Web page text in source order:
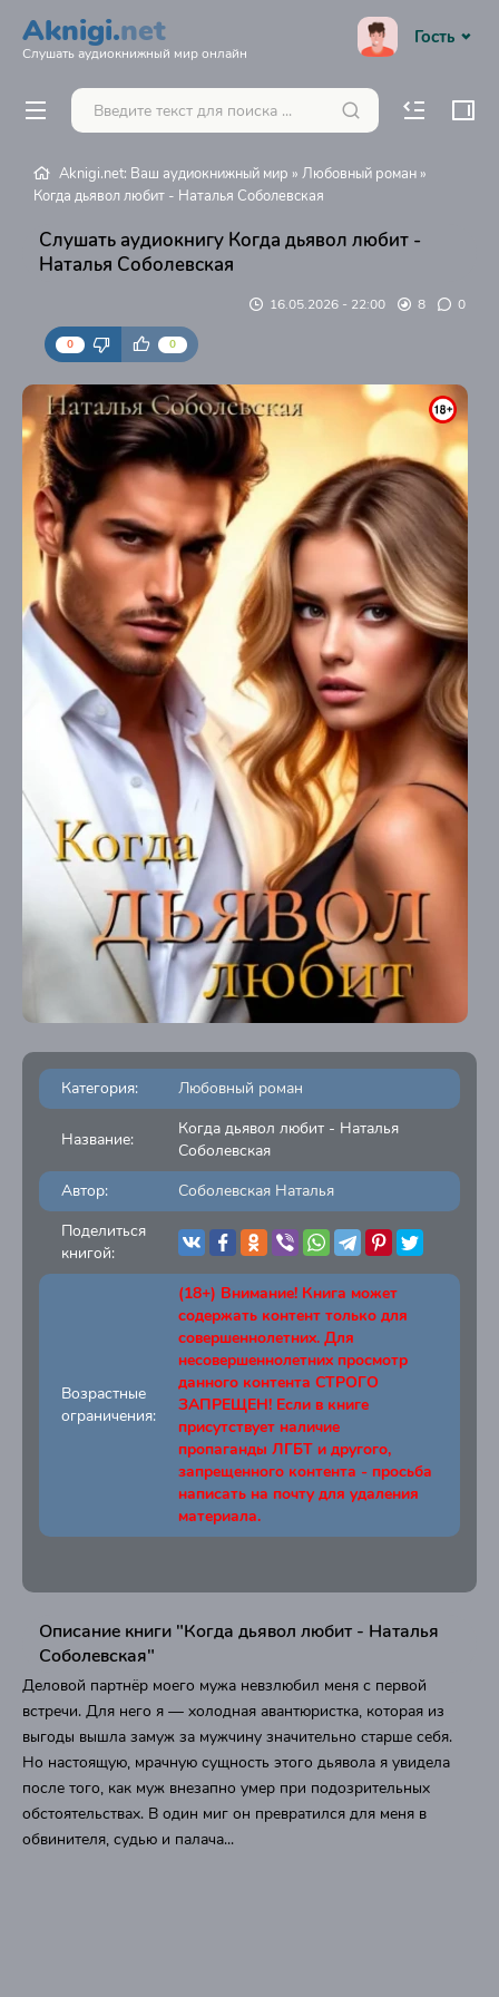
Aknigi.net
Слушать аудиокнижный мир онлайн
Гость
Aknigi.net: Ваш аудиокнижный мир » Любовный роман »
Когда дьявол любит - Наталья Соболевская
Слушать аудиокнигу Когда дьявол любит -
Наталья Соболевская
16.05.2026 - 22:00 8 0
0 0
Категория: Любовный роман
Название:
Когда дьявол любит - Наталья
Соболевская
Автор:
Соболевская Наталья
Поделиться
книгой:
Возрастные
ограничения:
(18+) Внимание! Книга может
содержать контент только для
совершеннолетних. Для
несовершеннолетних просмотр
данного контента СТРОГО
ЗАПРЕЩЕН! Если в книге
присутствует наличие
пропаганды ЛГБТ и другого,
запрещенного контента - просьба
написать на почту для удаления
материала.
Описание книги "Когда дьявол любит - Наталья
Соболевская"
Деловой партнёр моего мужа невзлюбил меня с первой
встречи. Для него я — холодная авантюристка, которая из
выгоды вышла замуж за мужчину значительно старше себя.
Но настоящую, мрачную сущность этого дьявола я увидела
после того, как муж внезапно умер при подозрительных
обстоятельствах. В один миг он превратился для меня в
обвинителя, судью и палача...